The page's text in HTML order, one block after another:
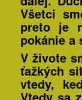
Všetci
preto je
pokánie a
V živote
ťažkých
vtedy,